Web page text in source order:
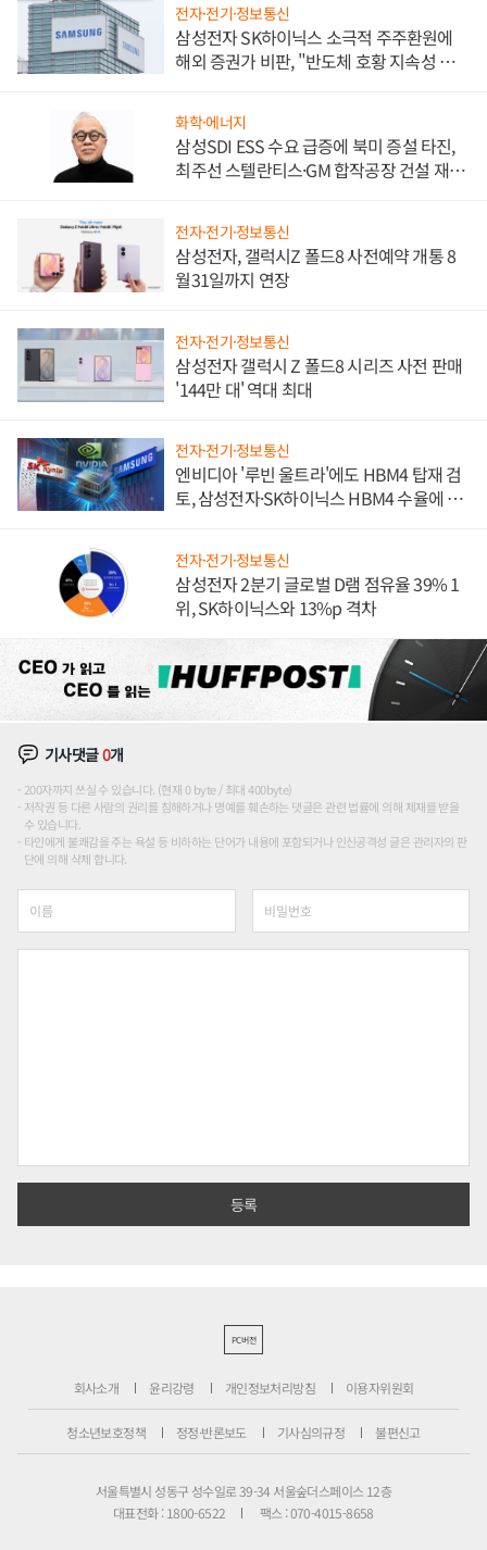
전자·전기·정보통신
삼성전자 SK하이닉스 소극적 주주환원에
해외 증권가 비판, "반도체 호황 지속성 의
화학·에너지
삼성SDI ESS 수요 급증에 북미 증설 타진,
최주선 스텔란티스·GM 합작공장 건설 재추
전자·전기·정보통신
삼성전자, 갤럭시Z 폴드8 사전예약 개통 8
월31일까지 연장
전자·전기·정보통신
삼성전자 갤럭시 Z 폴드8 시리즈 사전 판매
'144만 대' 역대 최대
전자·전기·정보통신
엔비디아 '루빈 울트라'에도 HBM4 탑재 검
토, 삼성전자·SK하이닉스 HBM4 수율에 주
전자·전기·정보통신
삼성전자 2분기 글로벌 D램 점유율 39% 1
위, SK하이닉스와 13%p 격차
기사댓글0개
200자까지 쓰실 수 있습니다. (현재 0 byte / 최대 400byte)
저작권 등 다른 사람의 권리를 침해하거나 명예를 훼손하는 댓글은 관련 법률에 의해 제재를 받을
수 있습니다.
타인에게 불쾌감을 주는 욕설 등 비하하는 단어가 내용에 포함되거나 인신공격성 글은 관리자의 판
단에 의해 삭제 합니다.
PC버전
회사소개 윤리강령 개인정보처리방침 이용자위원회
청소년보호정책 정정·반론보도 기사심의규정 불편신고
서울특별시 성동구 성수일로 39-34 서울숲더스페이스 12층
대표전화 : 1800-6522
팩스 : 070-4015-8658